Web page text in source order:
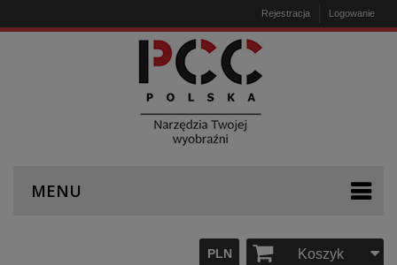
Logowanie
Rejestracja
MENU
Koszyk
PLN